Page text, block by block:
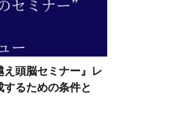
頭脳セミナー』レ
るための条件と